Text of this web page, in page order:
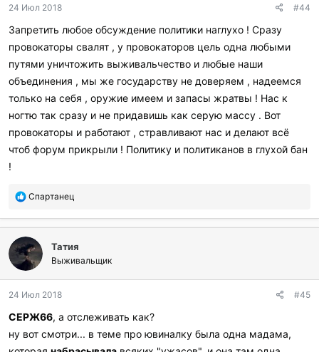
24 Июл 2018 #44
Запретить любое обсуждение политики наглухо ! Сразу
провокаторы свалят , у провокаторов цель одна любыми
путями уничтожить выживальчество и любые наши
объединения , мы же государству не доверяем , надеемся
только на себя , оружие имеем и запасы жратвы ! Нас к
ногтю так сразу и не придавишь как серую массу . Вот
провокаторы и работают , стравливают нас и делают всё
чтоб форум прикрыли ! Политику и политиканов в глухой бан
!
П
б
а
г
о
а
р
и
л
и
Спартанец
Татия
Выживальщик
24 Июл 2018 #45
СЕРЖ66, а отслеживать как?
ну вот смотри... в теме про ювиналку была одна мадама,